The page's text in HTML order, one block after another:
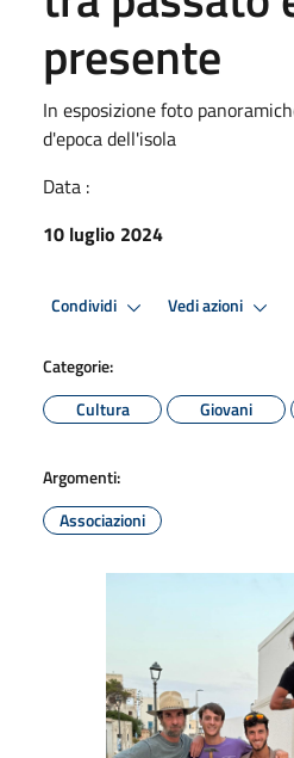
presente
In esposizione foto
d'epoca dell'isola
Data :
10 luglio 2024
Condividi Vedi azioni
Categorie:
Cultura
Giovani
Argomenti:
Associazioni